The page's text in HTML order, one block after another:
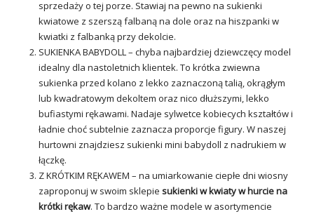
sprzedaży o tej porze. Stawiaj na pewno na sukienki
kwiatowe z szerszą falbaną na dole oraz na hiszpanki w
kwiatki z falbanką przy dekolcie.
SUKIENKA BABYDOLL – chyba najbardziej dziewczęcy model
idealny dla nastoletnich klientek. To krótka zwiewna
sukienka przed kolano z lekko zaznaczoną talią, okrągłym
lub kwadratowym dekoltem oraz nico dłuższymi, lekko
bufiastymi rękawami. Nadaje sylwetce kobiecych kształtów i
ładnie choć subtelnie zaznacza proporcje figury. W naszej
hurtowni znajdziesz sukienki mini babydoll z nadrukiem w
łączkę.
Z KRÓTKIM RĘKAWEM – na umiarkowanie ciepłe dni wiosny
zaproponuj w swoim sklepie sukienki w kwiaty w hurcie na
krótki rękaw. To bardzo ważne modele w asortymencie